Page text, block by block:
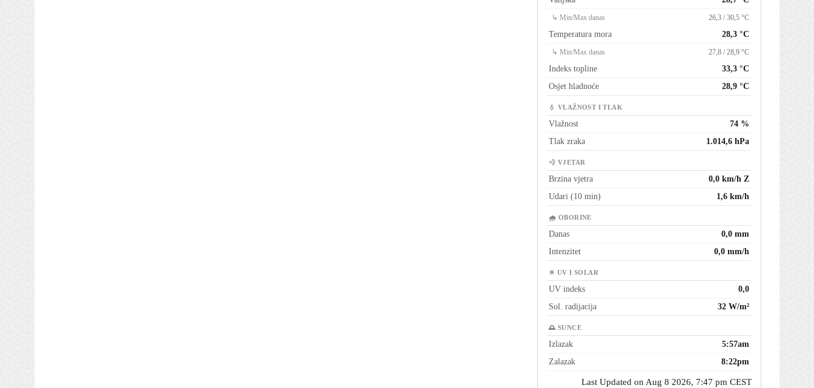
↳ Min/Max danas 26,3 / 30,5 °C
Temperatura mora 28,3 °C
↳ Min/Max danas 27,8 / 28,9 °C
Indeks topline
33,3 °C
Osjet hladnoće
28,9 °C
💧 VLAŽNOST I TLAK
Vlažnost
74 %
Tlak zraka
1.014,6 hPa
💨 VJETAR
Brzina vjetra
0,0 km/h Z
Udari (10 min)
1,6 km/h
🌧 OBORINE
Danas
0,0 mm
Intenzitet
0,0 mm/h
☀ UV I SOLAR
UV indeks
0,0
Sol. radijacija
32 W/m²
🌅 SUNCE
Izlazak
5:57am
Zalazak
8:22pm
Last Updated on Aug 8 2026, 7:47 pm CEST